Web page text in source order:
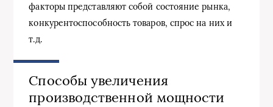
факторы представляют собой состояние рынка,
конкурентоспособность товаров, спрос на них и
т.д.
Способы увеличения
производственной мощности